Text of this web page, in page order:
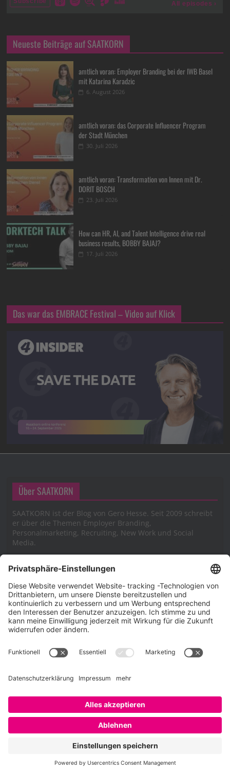
Neueste Beiträge auf SAATKORN
amtlich voran: Employer Branding bei der IWB Basel
mit Katarina Karadzic
6. August 2026
amtlich voran: das Corporate Influencer Program
der Stadt München
30. Juli 2026
amtlich voran: Transformation von Innen mit Dr.
DORIT BOSCH
23. Juli 2026
How can HR, AI, and Talent Intelligence drive real
business results, BOBBY BAJAJ?
17. Juli 2026
Das war das EMBRACE Festival – Video auf Klick
Über SAATKORN
SAATKORN ist der Blog von Gero Hesse. Seit 2009 schreibt
er über die Themen Employer Branding,
Personalmarketing, Recruiting, New Work und Social
Media.
Impressum
Impressum
Cookie-Richtlinie (EU)
Copyright © 2026SAATKORN